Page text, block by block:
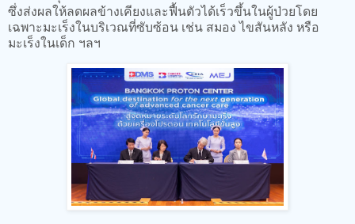
ซึ่งส่งผลให้ลดผลข้างเคียงและฟื้นตัวได้เร็วขึ้นในผู้ป่วยโดย
เฉพาะมะเร็งในบริเวณที่ซับซ้อน เช่น สมอง ไขสันหลัง หรือ
มะเร็งในเด็ก ฯลฯ